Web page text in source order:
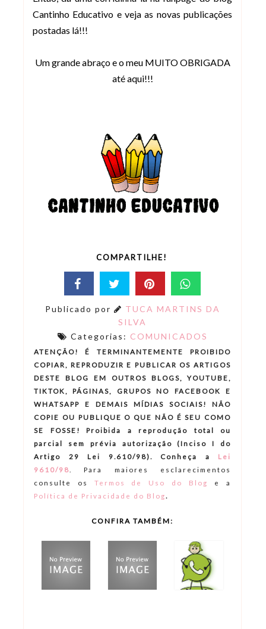
Cantinho Educativo e veja as novas publicações
postadas lá!!!
Um grande abraço e o meu MUITO OBRIGADA
até aqui!!!
COMPARTILHE!
Publicado por
TUCA MARTINS DA
SILVA
Categorias: COMUNICADOS
ATENÇÃO! É TERMINANTEMENTE PROIBIDO
COPIAR, REPRODUZIR E PUBLICAR OS ARTIGOS
DESTE BLOG EM OUTROS BLOGS, YOUTUBE,
TIKTOK, PÁGINAS, GRUPOS NO FACEBOOK E
WHATSAPP E DEMAIS MÍDIAS SOCIAIS! NÃO
COPIE OU PUBLIQUE O QUE NÃO É SEU COMO
SE FOSSE! Proibida a reprodução total ou
parcial sem prévia autorização (Inciso I do
Artigo 29 Lei 9.610/98). Conheça a
Lei
9610/98
Para maiores esclarecimentos
consulte os Termos de Uso do Blog
e a
Política de Privacidade do Blog.
CONFIRA TAMBÉM: